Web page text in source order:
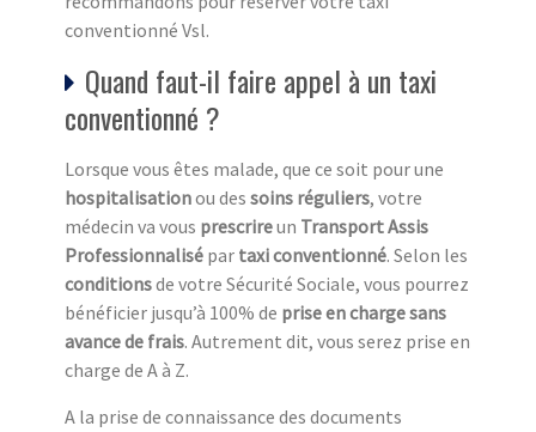
conventionné Vsl.
Quand faut-il faire appel à un taxi
conventionné ?
Lorsque vous êtes malade, que ce soit pour une
hospitalisationou des soins réguliers, votre
médecin va vous prescrireun Transport Assis
Professionnalisé par taxi conventionné. Selon les
conditionsde votre Sécurité Sociale, vous pourrez
bénéficier jusqu’à 100% de prise en charge sans
avance de frais. Autrement dit, vous serez prise en
charge de A à Z.
A la prise de connaissance des documents